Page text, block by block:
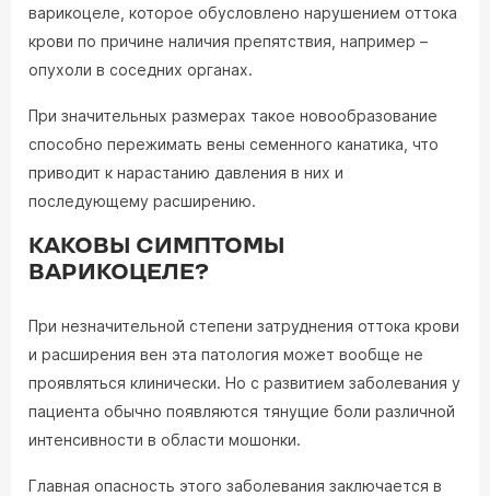
варикоцеле, которое обусловлено нарушением оттока
крови по причине наличия препятствия, например –
опухоли в соседних органах.
При значительных размерах такое новообразование
способно пережимать вены семенного канатика, что
приводит к нарастанию давления в них и
последующему расширению.
КАКОВЫ СИМПТОМЫ
ВАРИКОЦЕЛЕ?
При незначительной степени затруднения оттока крови
и расширения вен эта патология может вообще не
проявляться клинически. Но с развитием заболевания у
пациента обычно появляются тянущие боли различной
интенсивности в области мошонки.
Главная опасность этого заболевания заключается в